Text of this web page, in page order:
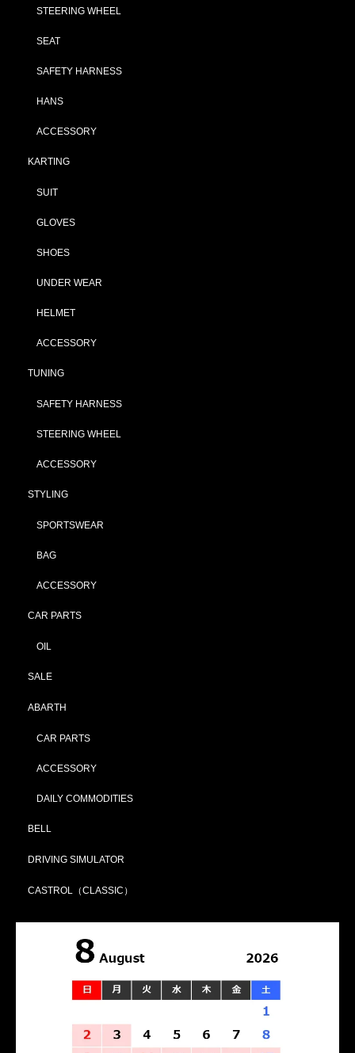
STEERING WHEEL
SEAT
SAFETY HARNESS
HANS
ACCESSORY
KARTING
SUIT
GLOVES
SHOES
UNDER WEAR
HELMET
ACCESSORY
TUNING
SAFETY HARNESS
STEERING WHEEL
ACCESSORY
STYLING
SPORTSWEAR
BAG
ACCESSORY
CAR PARTS
OIL
SALE
ABARTH
CAR PARTS
ACCESSORY
DAILY COMMODITIES
BELL
DRIVING SIMULATOR
CASTROL（CLASSIC）